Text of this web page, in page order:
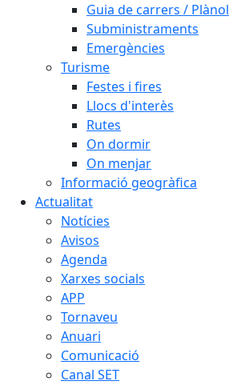
Guia de carrers / Plànol
Subministraments
Emergències
Turisme
Festes i fires
Llocs d'interès
Rutes
On dormir
On menjar
Informació geogràfica
Actualitat
Notícies
Avisos
Agenda
Xarxes socials
APP
Tornaveu
Anuari
Comunicació
Canal SET